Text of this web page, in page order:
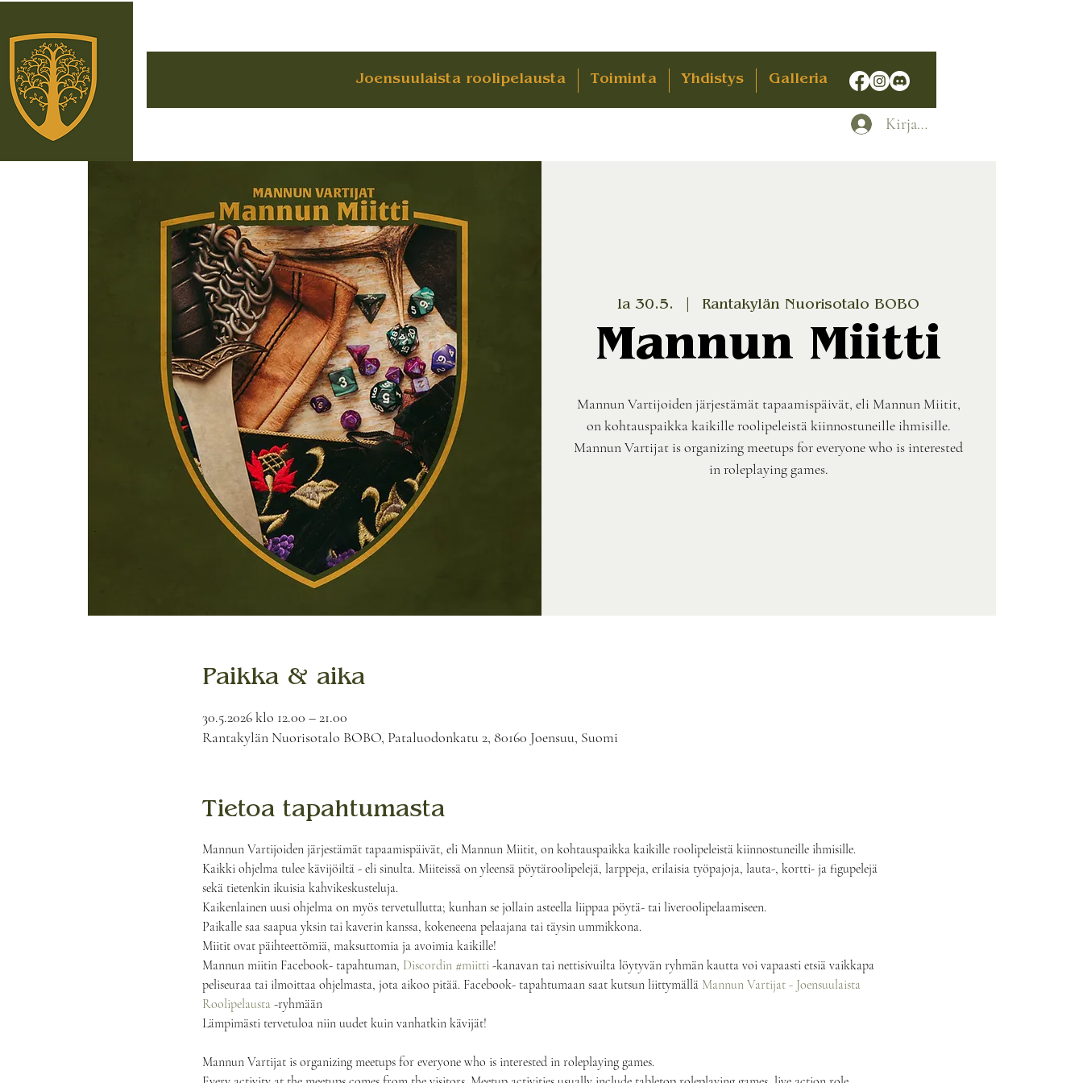
Joensuulaista roolipelausta Toiminta Yhdistys Galleria
Kirjaudu
la 30.5. Rantakylän Nuorisotalo BOBO
Mannun Miitti
Mannun Vartijoiden järjestämät tapaamispäivät, eli Mannun Miitit,
on kohtauspaikka kaikille roolipeleistä kiinnostuneille ihmisille.
Mannun Vartijat is organizing meetups for everyone who is interested
in roleplaying games.
Paikka & aika
30.5.2026 klo 12.00 – 21.00
Rantakylän Nuorisotalo BOBO, Pataluodonkatu 2, 80160 Joensuu, Suomi
Tietoa tapahtumasta
Mannun Vartijoiden järjestämät tapaamispäivät, eli Mannun Miitit, on kohtauspaikka kaikille roolipeleistä kiinnostuneille ihmisille.
Kaikki ohjelma tulee kävijöiltä - eli sinulta. Miiteissä on yleensä pöytäroolipelejä, larppeja, erilaisia työpajoja, lauta-, kortti- ja figupelejä
sekä tietenkin ikuisia kahvikeskusteluja.
Kaikenlainen uusi ohjelma on myös tervetullutta; kunhan se jollain asteella liippaa pöytä- tai liveroolipelaamiseen.
Paikalle saa saapua yksin tai kaverin kanssa, kokeneena pelaajana tai täysin ummikkona.
Miitit ovat päihteettömiä, maksuttomia ja avoimia kaikille!
Mannun miitin Facebook- tapahtuman, Discordin #miitti -kanavan tai nettisivuilta löytyvän ryhmän kautta voi vapaasti etsiä vaikkapa
peliseuraa tai ilmoittaa ohjelmasta, jota aikoo pitää. Facebook- tapahtumaan saat kutsun liittymällä Mannun Vartijat - Joensuulaista
Roolipelausta -ryhmään
Lämpimästi tervetuloa niin uudet kuin vanhatkin kävijät!
Mannun Vartijat is organizing meetups for everyone who is interested in roleplaying games.